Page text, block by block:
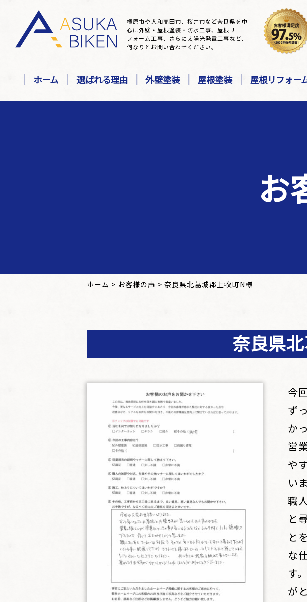
橿原市や大和高田市、桜井市など奈良県を中
心に外壁・屋根塗装・防水工事、屋根リ
フォーム工事、さらに太陽光発電工事など、
何なりとお問い合わせください。
ホーム 選ばれる理由 外壁塗装 屋根塗装 屋根リフォー
お
ホーム > お客様の声 > 奈良県北葛城郡上牧町N様
奈良県
今
ず
か
営
や
い
職
と
と
な
す
が